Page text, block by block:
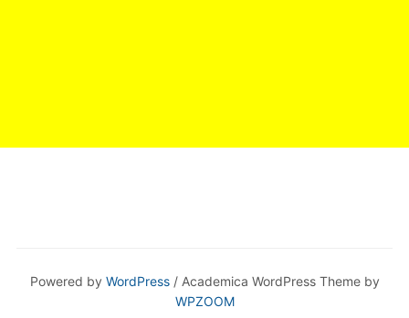
Powered by WordPress/ Academica WordPress Theme by
WPZOOM